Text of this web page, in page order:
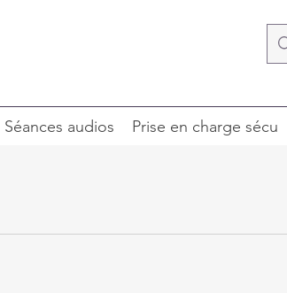
Séances audios Prise en charge sécu